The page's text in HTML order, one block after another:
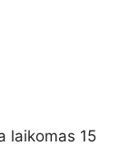
laikomas 15